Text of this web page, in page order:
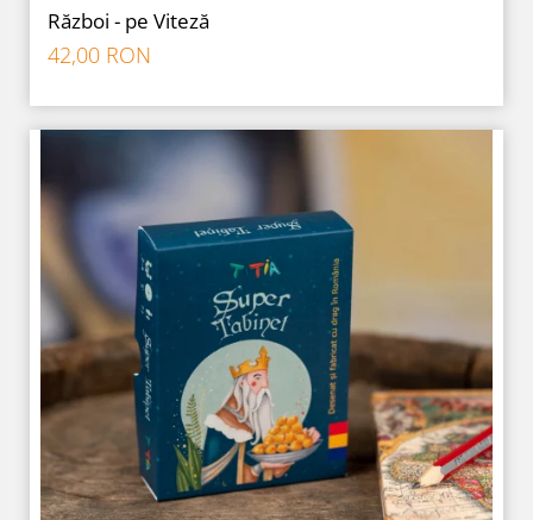
Război - pe Viteză
42,00 RON